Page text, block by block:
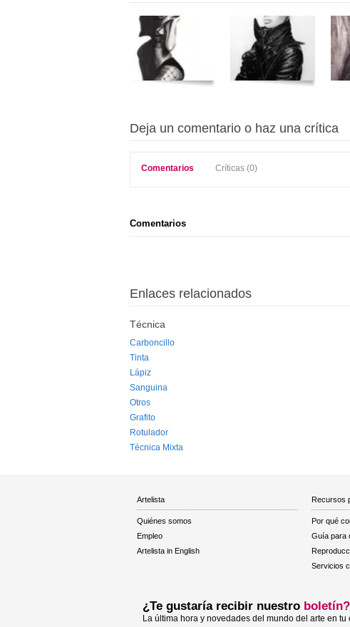
Deja un comentario o haz una crítica
Comentarios Críticas (0)
Comentarios
Enlaces relacionados
Técnica
Carboncillo
Tinta
Lápiz
Sanguina
Otros
Grafito
Rotulador
Técnica Mixta
Artelista
Quiénes somos
Empleo
Artelista in English
Recursos
Por qué
Guía para
Servicios
¿Te gustaría recibir nuestro boletín?
La última hora y novedades del mundo del arte en